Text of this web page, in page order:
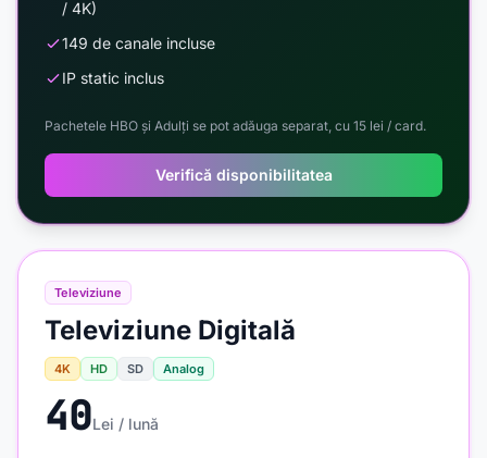
Televiziune
Televiziune Digitală
4K HD SD Analog
40Lei / lună
/ 4K)
149 de canale incluse
IP static inclus
Pachetele HBO și Adulți se pot adăuga separat, cu 15 lei / card.
Verifică disponibilitatea